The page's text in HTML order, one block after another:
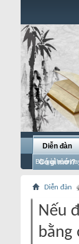
Diễn đàn
Bài gửi hôm
Có gì mới?
Diễn đàn
Nếu